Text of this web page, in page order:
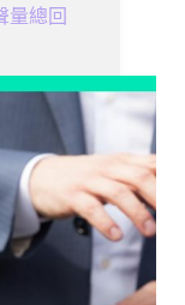
量總回